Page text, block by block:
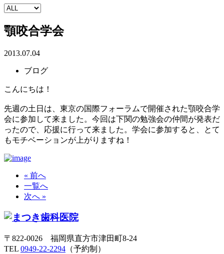
顎咬合学会
2013.07.04
ブログ
こんにちは！
先週の土日は、東京の国際フォーラムで開催された顎咬合学
会に参加して来ました。今回は下関の勉強会の仲間が発表だ
ったので、応援に行って来ました。学会に参加すると、とて
もモチベーションが上がりますね！
« 前へ
一覧へ
次へ »
〒822-0026 福岡県直方市津田町8-24
TEL 0949-22-2294 （予約制）